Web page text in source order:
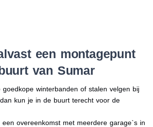
een montagepunt
van Sumar
goedkope winterbanden of stalen velgen bij
kun je in de buurt terecht voor de
een overeenkomst met meerdere garage`s in